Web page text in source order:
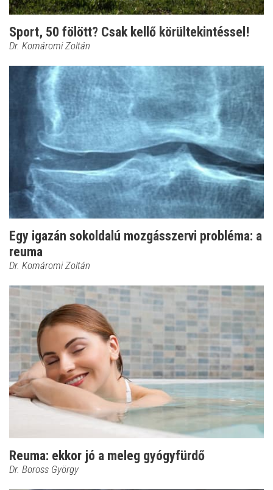
Sport, 50 fölött? Csak kellő körültekintéssel!
Dr. Komáromi Zoltán
Egy igazán sokoldalú mozgásszervi probléma: a
reuma
Dr. Komáromi Zoltán
Reuma: ekkor jó a meleg gyógyfürdő
Dr. Boross György